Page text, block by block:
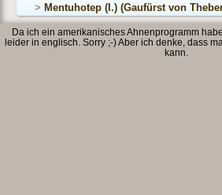
> Mentuhotep (I.) (Gaufürst von
Da ich ein amerikanisches Ahnenprogramm
leider in englisch. Sorry ;-) Aber ich denke, dass
kann.